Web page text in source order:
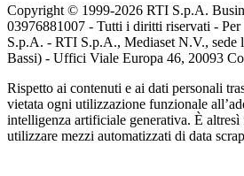
Copyright © 1999-2026 RTI S.p.A.
03976881007 - Tutti i diritti riservati -
S.p.A. - RTI S.p.A., Mediaset N.V., sede
Bassi) - Uffici Viale Europa 46, 20093
Rispetto ai contenuti e ai dati personali
vietata ogni utilizzazione funzionale
intelligenza artificiale generativa. È altresì
utilizzare mezzi automatizzati di data